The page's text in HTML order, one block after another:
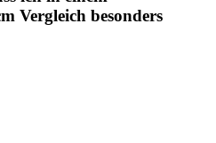
Vergleich besonders